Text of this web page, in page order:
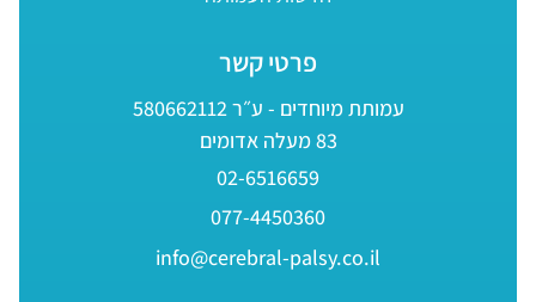
פרטי קשר
עמותת מיוחדים - ע״ר 580662112
83 מעלה אדומים
02-6516659
077-4450360
info@cerebral-palsy.co.il